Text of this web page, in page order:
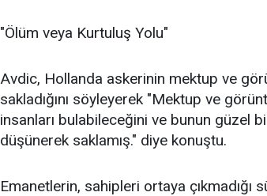
"Ölüm veya Kurtuluş Yolu"
Avdic, Hollanda askerinin mektup ve
sakladığını söyleyerek "Mektup ve
insanları bulabileceğini ve bunun güzel
düşünerek saklamış." diye konuştu.
Emanetlerin, sahipleri ortaya çıkmadığı